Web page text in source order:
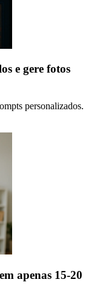
e gere fotos
personalizados.
apenas 15-20